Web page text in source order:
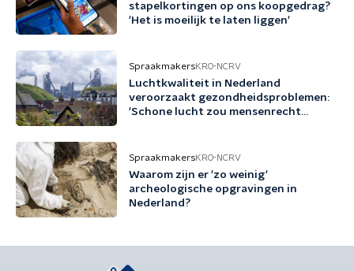
stapelkortingen op ons koopgedrag?
'Het is moeilijk te laten liggen'
SpraakmakersKRO-NCRV
Luchtkwaliteit in Nederland
veroorzaakt gezondheidsproblemen:
'Schone lucht zou mensenrecht
SpraakmakersKRO-NCRV
Waarom zijn er 'zo weinig'
archeologische opgravingen in
Nederland?